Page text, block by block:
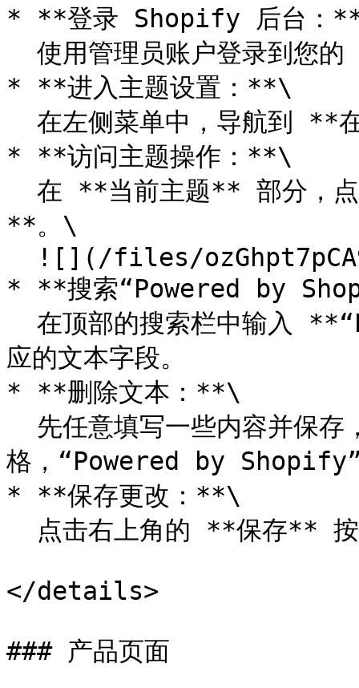
* **登录 Shopify 后台：
* **进入主题设置：**\
* **访问主题操作：**\
**。\
* **搜索“Powered by
应的文本字段。
* **删除文本：**\
格，“Powered by Shopify”
* **保存更改：**\
</details>
### 产品页面